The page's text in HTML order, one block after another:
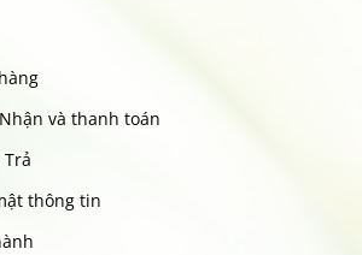
và thanh toán
thông tin